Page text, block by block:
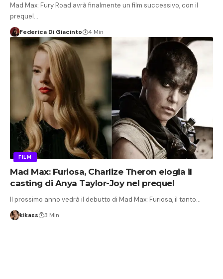
Mad Max: Fury Road avrà finalmente un film successivo, con il
prequel…
Federica Di Giacinto 4 Min
FILM
Mad Max: Furiosa, Charlize Theron elogia il
casting di Anya Taylor-Joy nel prequel
Il prossimo anno vedrà il debutto di Mad Max: Furiosa, il tanto…
kikass 3 Min